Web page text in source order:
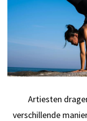
Artiesten
verschillende